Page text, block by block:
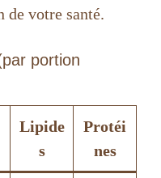
de votre santé.
portion
Lipide
s
Protéi
nes